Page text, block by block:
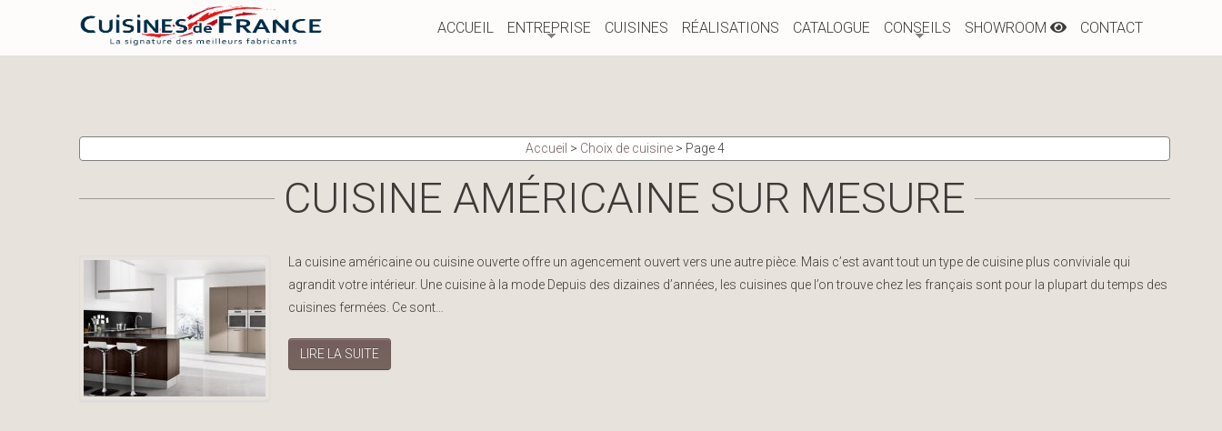
ACCUEIL ENTREPRISE CUISINES RÉALISATIONS CATALOGUE CONSEILS SHOWROOM CONTACT
Accueil > Choix de cuisine> Page 4
CUISINE AMÉRICAINE SUR MESURE
La cuisine américaine ou cuisine ouverte offre un agencement ouvert vers une autre pièce. Mais c’est avant tout un type de cuisine plus conviviale qui
agrandit votre intérieur. Une cuisine à la mode Depuis des dizaines d’années, les cuisines que l’on trouve chez les français sont pour la plupart du temps des
cuisines fermées. Ce sont…
LIRE LA SUITE